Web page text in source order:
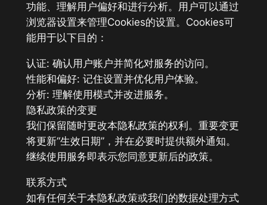
功能、理解用户偏好和进行分析。用户可以通过
浏览器设置来管理Cookies的设置。Cookies可
能用于以下目的：
认证: 确认用户账户并简化对服务的访问。
性能和偏好: 记住设置并优化用户体验。
分析: 理解使用模式并改进服务。
隐私政策的变更
我们保留随时更改本隐私政策的权利。重要变更
将更新“生效日期”，并在必要时提供额外通知。
继续使用服务即表示您同意更新后的政策。
联系方式
如有任何关于本隐私政策或我们的数据处理方式